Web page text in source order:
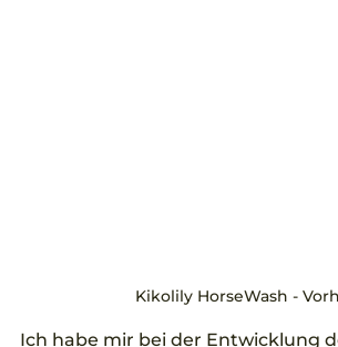
Kikolily HorseWash -
Ich habe mir bei der Entwicklung